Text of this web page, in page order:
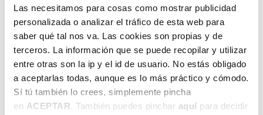
Las necesitamos para cosas como mostrar publicidad
personalizada o analizar el tráfico de esta web para
saber qué tal nos va. Las cookies son propias y de
terceros. La información que se puede recopilar y utilizar
entre otras son la ip y el id de usuario. No estás obligado
a aceptarlas todas, aunque es lo más práctico y cómodo.
Sí tú también lo crees, simplemente pincha
en ACEPTAR. También puedes pinchar aquí para decidir
estadounidense Cleveland Melvin, que llega
a Portugal tras firmar 15.4 puntos por
encuentro en la liga polaca. Otra de sus
estrellas es el internacional holandés ex
UCAM Murcia y ex Fuenlabrada Charlon
Kloof, que vivirá su tercera temporada en el
cuatro portugués.